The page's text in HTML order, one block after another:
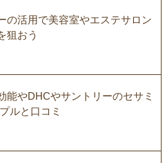
の活用で美容室やエステサロン
狙おう
能やDHCやサントリーのセサミ
ルと口コミ